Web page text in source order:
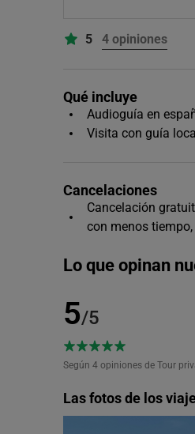
5 4 opiniones
Qué incluye
Audioguía en
Visita con guía
Cancelaciones
Cancelación
con menos
Lo que opinan
5/5
Según 4 opiniones de Tour
Las fotos de los